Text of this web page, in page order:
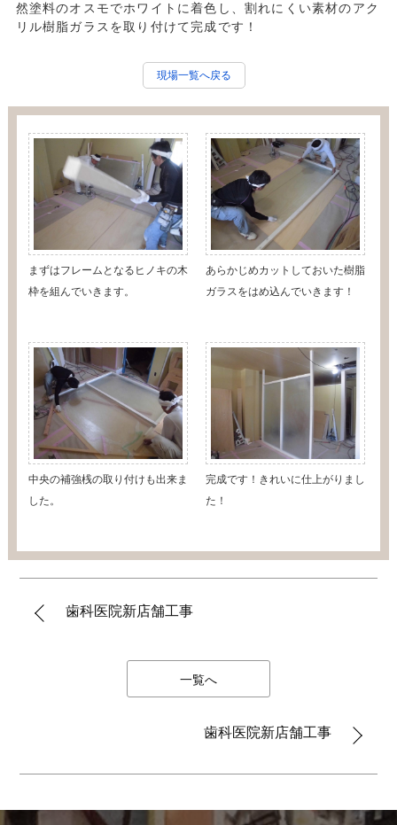
然塗料のオスモでホワイトに着色し、割れにくい素材のアク
リル樹脂ガラスを取り付けて完成です！
現場一覧へ戻る
まずはフレームとなるヒノキの木
枠を組んでいきます。
あらかじめカットしておいた樹脂
ガラスをはめ込んでいきます！
中央の補強桟の取り付けも出来ま
した。
完成です！きれいに仕上がりまし
た！
歯科医院新店舗工事
一覧へ
歯科医院新店舗工事